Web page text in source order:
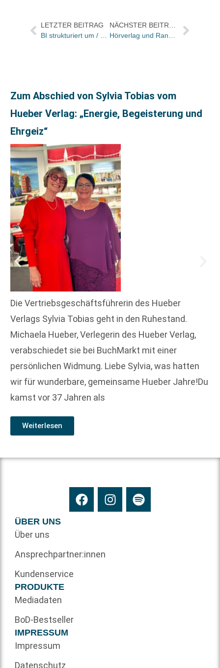
LETZTER BEITRAG
Zum Abschied von Sylvia Tobias vom
Hueber Verlag: „Energie, Begeisterung und
Ehrgeiz“
Die Vertriebsgeschäftsführerin des Hueber
Verlags Sylvia Tobias geht in den Ruhestand.
Michaela Hueber, Verlegerin des Hueber Verlag,
verabschiedet sie bei BuchMarkt mit einer
persönlichen Widmung. Liebe Sylvia, was hatten
wir für wunderbare, gemeinsame Hueber Jahre!Du
kamst vor 37 Jahren als
Weiterlesen
ÜBER UNS
Über uns
Ansprechpartner:innen
Kundenservice
PRODUKTE
Mediadaten
BoD-Bestseller
IMPRESSUM
Impressum
Datenschutz